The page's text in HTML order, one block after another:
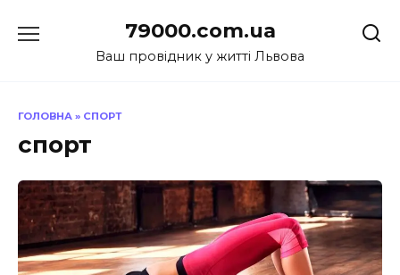
до
79000.com.ua
Ваш провідник у житті Львова
ГОЛОВНА » СПОРТ
спорт